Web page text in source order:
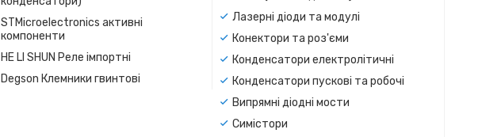
STMicroelectronics активні
компоненти
HE LI SHUN Реле імпортні
Degson Клемники гвинтові
Лазерні діоди та модулі
Конектори та роз'єми
Конденсатори електролітичні
Конденсатори пускові та робочі
Випрямні діодні мости
Симістори